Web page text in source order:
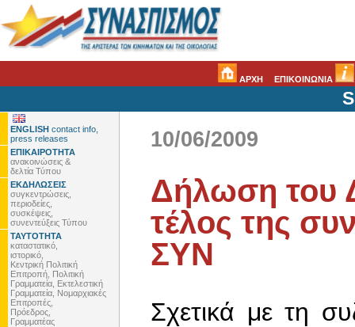
ΑΡΧΗ ΕΠΙΚΟΙΝΩΝΙΑ
ENGLISH contact info,
press releases
ΕΠΙΚΑΙΡΟΤΗΤΑ
ανακοινώσεις &
δελτία Τύπου
ΕΚΔΗΛΩΣΕΙΣ
συγκεντρώσεις,
περιοδείες,
συσκέψεις,
συνεντεύξεις Τύπου
ΤΑΥΤΟΤΗΤΑ
καταστατικό,
ιστορικό,
Κεντρική Πολιτική
Επιτροπή, Πολιτική
Γραμματεία, Εκτελεστική
Γραμματεία, Νομαρχιακές
Επιτροπές,
Πρόεδρος,
Γραμματέας
10/06/2009
Δήλωση του
τέλος της
ΣΥΝ
Σχετικά με τη